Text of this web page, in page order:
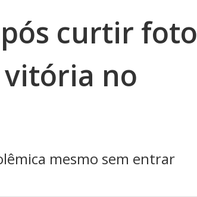
curtir foto
no
mesmo sem entrar